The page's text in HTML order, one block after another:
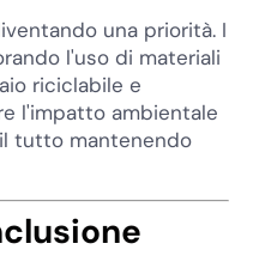
una priorità. I
l'uso di materiali
riciclabile e
l'impatto ambientale
tutto mantenendo